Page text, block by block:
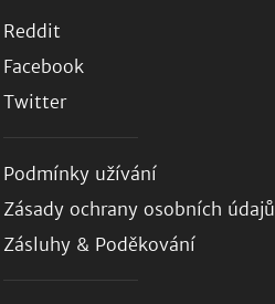
Reddit
Facebook
Twitter
Podmínky užívání
Zásady ochrany osobních údajů
Zásluhy & Poděkování